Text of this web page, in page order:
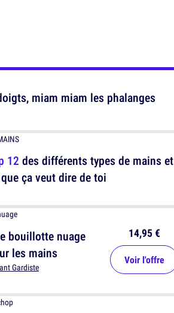
miam miam les phalanges
12 des différents types de mains et
ça veut dire de toi
bouillotte nuage
les mains
Gardiste
14,95 €
Voir l'offre